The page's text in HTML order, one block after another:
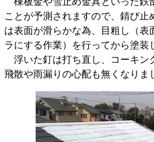
ことが予測されますので、錆び止
は表面が滑らかな為、目粗し（表
ラにする作業）を行ってから塗装
浮いた釘は打ち直し、コーキン
飛散や雨漏りの心配も無くなりま